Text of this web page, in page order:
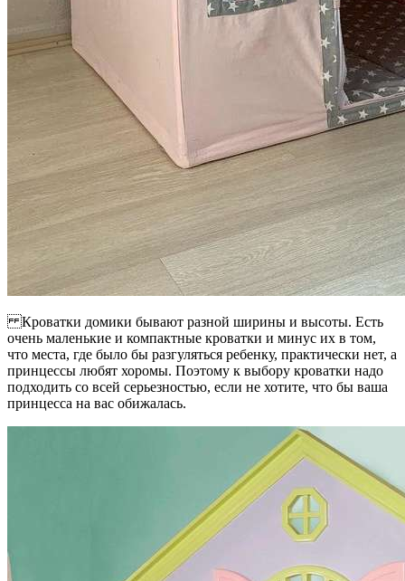
Кроватки домики бывают разной ширины и высоты. Есть
очень маленькие и компактные кроватки и минус их в том,
что места, где было бы разгуляться ребенку, практически нет, а
принцессы любят хоромы. Поэтому к выбору кроватки надо
подходить со всей серьезностью, если не хотите, что бы ваша
принцесса на вас обижалась.